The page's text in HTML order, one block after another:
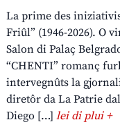
La prime des
Friûl” (1946-2026). O
Salon di Palaç
“CHENTI” romanç
intervegnûts la
diretôr da La Patrie
Diego […]lei di plui +